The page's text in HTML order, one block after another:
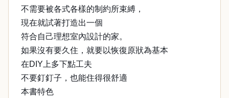
不需要被各式各樣的制約所束縛，
現在就試著打造出一個
符合自己理想室內設計的家。
如果沒有要久住，就要以恢復原狀為基本
在DIY上多下點工夫
不要釘釘子，也能住得很舒適
本書特色